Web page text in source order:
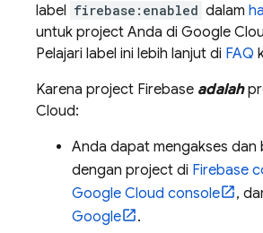
label firebase:enabled dalam
untuk project Anda di Google
Pelajari label ini lebih lanjut di FAQ
Karena project Firebase adalah
Cloud:
Anda dapat mengakses dan
dengan project di Firebase
Google Cloud console ,
Google
.